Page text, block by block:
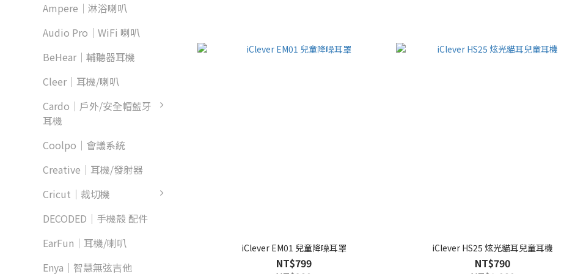
Ampere｜淋浴喇叭
Audio Pro｜WiFi 喇叭
BeHear｜輔聽器耳機
Cleer｜耳機/喇叭
Cardo｜戶外/安全帽藍牙
耳機
Coolpo｜會議系統
Creative｜耳機/發射器
Cricut｜裁切機
DECODED｜手機殼 配件
EarFun｜耳機/喇叭
Enya｜智慧無弦吉他
iClever EM01 兒童降噪耳罩
NT$799
iClever HS25 炫光貓耳兒童耳機
NT$790